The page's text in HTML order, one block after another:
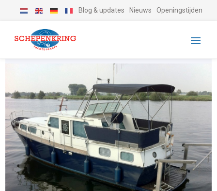
Blog & updates Nieuws Openingstijden